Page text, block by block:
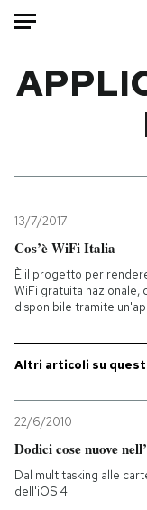
Mondo
Tecnologia
Internet
Scienza
Cultura
Sport
PODCAST
NEWSLETTER
13/7/2017
Cos’è WiFi Italia
È il progetto per
WiFi gratuita nazionale,
disponibile tramite
Altri articoli su
22/6/2010
Dodici cose nuove
Dal multitasking alle
dell'iOS 4